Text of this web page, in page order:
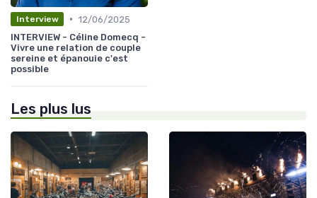
Interview • 12/06/2025
INTERVIEW - Céline Domecq -
Vivre une relation de couple
sereine et épanouie c'est
possible
Les plus lus